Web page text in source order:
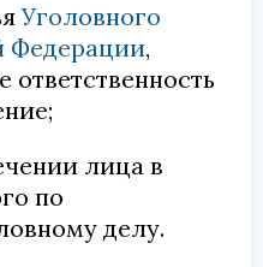
Уголовного
Федерации,
лица в
по
делу.